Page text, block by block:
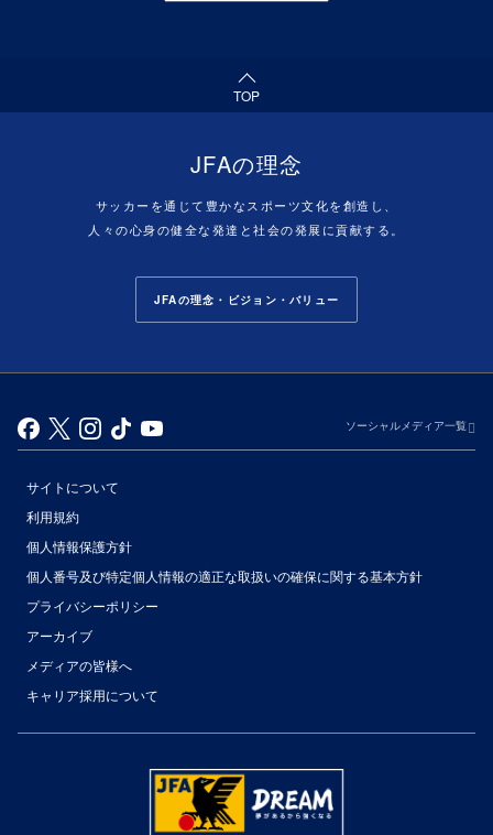
TOP
JFAの理念
サッカーを通じて豊かなスポーツ文化を創造し、
人々の心身の健全な発達と社会の発展に貢献する。
JFAの理念・ビジョン・バリュー
ソーシャルメディア一覧
サイトについて
利用規約
個人情報保護方針
個人番号及び特定個人情報の適正な取扱いの確保に関する基本方針
プライバシーポリシー
アーカイブ
メディアの皆様へ
キャリア採用について